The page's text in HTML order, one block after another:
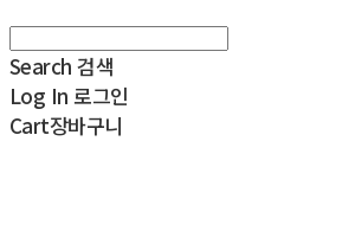
Search 검색
Log In 로그인
Cart장바구니